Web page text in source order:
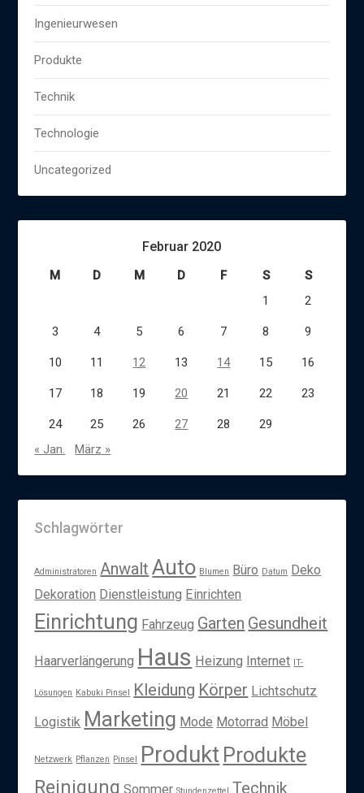
Ingenieurwesen
Produkte
Technik
Technologie
Uncategorized
Februar 2020
M D M D F S
S
1
2
3 4 5 6 7 8 9
10 11 12 13 14 15 16
17 18 19 20 21 22 23
24 25 26 27 28
29
« Jan.
März »
Schlagwörter
Administratoren Anwalt Auto Blumen Büro Datum Deko
Dekoration Dienstleistung Einrichten
Einrichtung Fahrzeug Garten Gesundheit
Haarverlängerung Haus Heizung Internet IT-
Lösungen Kabuki Pinsel Kleidung Körper Lichtschutz
Logistik Marketing Mode Motorrad Möbel
Netzwerk Pflanzen Pinsel Produkt Produkte
Reinigung Sommer Technik